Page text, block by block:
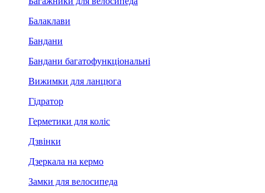
Балаклави
Бандани
Бандани багатофункціональні
Вижимки для ланцюга
Гідратор
Герметики для коліс
Дзвінки
Дзеркала на кермо
Замки для велосипеда